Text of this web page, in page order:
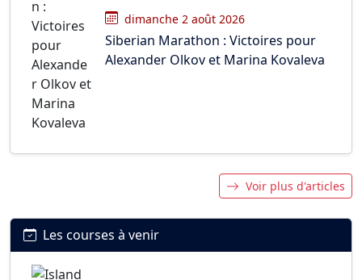
dimanche 2 août 2026
Siberian Marathon : Victoires pour
Alexander Olkov et Marina Kovaleva
Voir plus d'articles
Les courses à venir